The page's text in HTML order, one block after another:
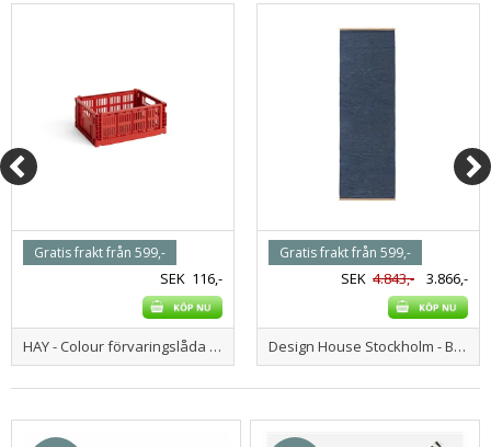
Gratis frakt från 599,-
SEK 116,-
HAY - Colour förvaringslåda S - khaki
Gratis frakt från 599,-
SEK 4.843,- 3.866,-
Design House Stockholm - Björk matta - Blå - 80*250 cm